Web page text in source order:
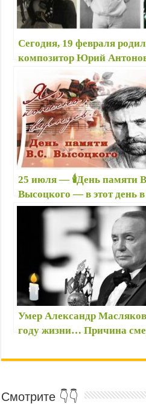
Сегодня, 19 февраля
композитор Юрий
Днём рождения! —
песен, популярных уже
десятилетий
25 июля — 🕯️День памяти
Высоцкого — в этот день в
ушел из жизни
Умер Александр
году жизни… Причина
Масляков
Смотрите 👇👇